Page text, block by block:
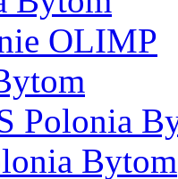
OLIMP
Polonia
Bytom